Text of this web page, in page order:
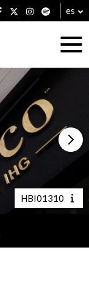
es
HBI01310